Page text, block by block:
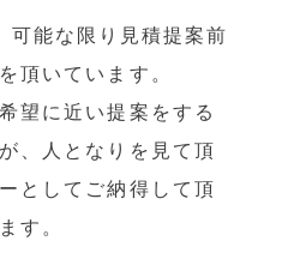
能な限り見積提案前
頂いています。
望に近い提案をする
、人となりを見て頂
としてご納得して頂
す。